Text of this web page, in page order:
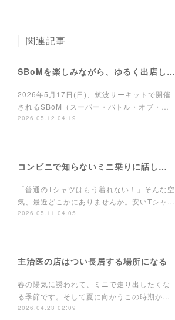
関連記事
SBoMを楽しみながら、ゆるく出店しませんか？
2026年5月17日(日)、筑波サーキットで開催
されるSBoM（スーパー・バトル・オブ・…
2026.05.12 04:19
コンビニで知らないミニ乗りに話しかけられるTシャツ
「普通のTシャツはもう着れない！」そんな空
気、最近どこかにありませんか。安いTシャ…
2026.05.11 04:05
主治医の店はつい長居する場所になる
春の陽気に誘われて、ミニで走り出したくな
る季節です。そして夏に向かうこの時期か…
2026.04.23 02:09